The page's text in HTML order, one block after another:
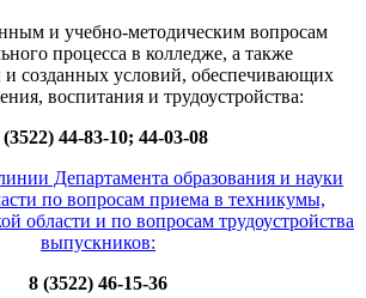
и учебно-методическим вопросам
процесса в колледже, а также
и созданных условий, обеспечивающих
воспитания и трудоустройства:
(3522) 44-83-10; 44-03-08
Департамента образования и науки
по вопросам приема в техникумы,
области и по вопросам трудоустройства
выпускников:
8 (3522) 46-15-36